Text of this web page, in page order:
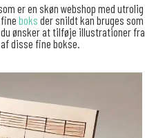
er en skøn webshop med utrolig
boks der snildt kan bruges som
ønsker at tilføje illustrationer fra
disse fine bokse.